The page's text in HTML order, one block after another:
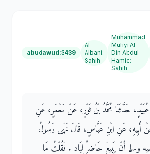
abudawud:3439
Al-
Albani:
Sahih
Muhammad
Muhyi Al-
Din Abdul
Hamid:
Sahih
عُبَيْدٍ، حَدَّثَنَا مُحَمَّدُ بْنُ ثَوْرٍ، عَنْ مَعْمَرٍ، عَنِ
أَبِيهِ، عَنِ ابْنِ عَبَّاسٍ، قَالَ نَهَى رَسُولُ
وسلم أَنْ يَبِيعَ حَاضِرٌ لِبَادٍ ‏.‏ فَقُلْتُ مَا